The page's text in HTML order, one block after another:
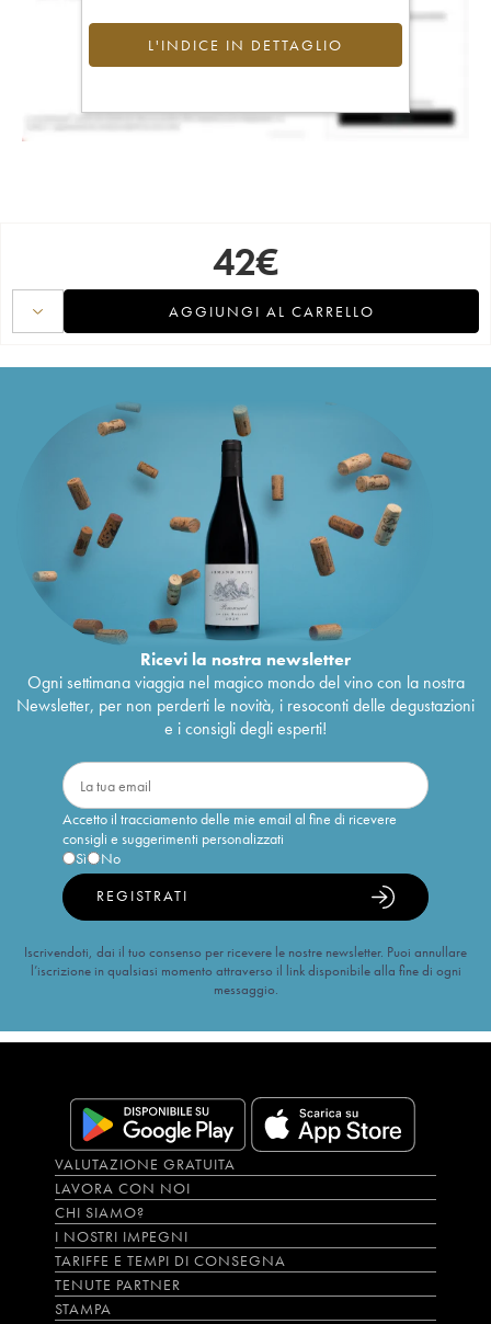
L'INDICE IN DETTAGLIO
42€
AGGIUNGI AL CARRELLO
Ricevi la nostra newsletter
Ogni settimana viaggia nel magico mondo del vino con la nostra
Newsletter, per non perderti le novità, i resoconti delle degustazioni
e i consigli degli esperti!
Accetto il tracciamento delle mie email al fine di ricevere
consigli e suggerimenti personalizzati
Sì
No
REGISTRATI
Iscrivendoti, dai il tuo consenso per ricevere le nostre newsletter. Puoi annullare
l’iscrizione in qualsiasi momento attraverso il link disponibile alla fine di ogni
messaggio.
VALUTAZIONE GRATUITA
LAVORA CON NOI
CHI SIAMO?
I NOSTRI IMPEGNI
TARIFFE E TEMPI DI CONSEGNA
TENUTE PARTNER
STAMPA